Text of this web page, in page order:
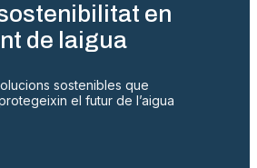
en
de laigua
sostenibles que
el futur de l’aigua